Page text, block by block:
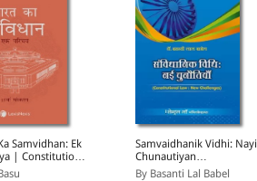
Samvidhan: Ek
| Constitution
An Introduction
Samvaidhanik Vidhi: Nayi
Chunautiyan
(Constitutional Law: New
By Basanti Lal Babel